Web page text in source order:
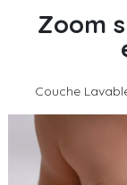
Zoom
Couche